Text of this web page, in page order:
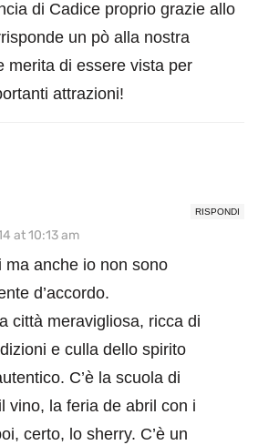
di Cadice proprio grazie allo
un pò alla nostra
merita di essere vista per
attrazioni!
RISPONDI
at 10:13 am
ma anche io non sono
d’accordo.
città meravigliosa, ricca di
e culla dello spirito
C’è la scuola di
vino, la feria de abril con i
certo, lo sherry. C’è un